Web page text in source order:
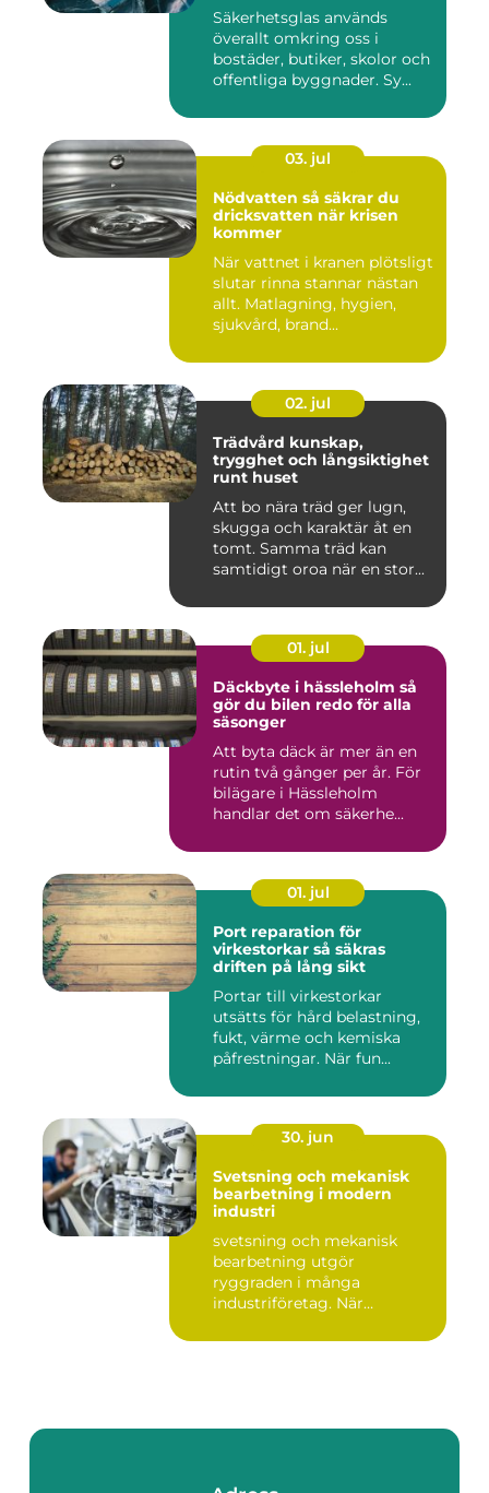
Säkerhetsglas används
överallt omkring oss i
bostäder, butiker, skolor och
offentliga byggnader. Sy...
03. jul
Nödvatten så säkrar du
dricksvatten när krisen
kommer
När vattnet i kranen plötsligt
slutar rinna stannar nästan
allt. Matlagning, hygien,
sjukvård, brand...
02. jul
Trädvård kunskap,
trygghet och långsiktighet
runt huset
Att bo nära träd ger lugn,
skugga och karaktär åt en
tomt. Samma träd kan
samtidigt oroa när en stor...
01. jul
Däckbyte i hässleholm så
gör du bilen redo för alla
säsonger
Att byta däck är mer än en
rutin två gånger per år. För
bilägare i Hässleholm
handlar det om säkerhe...
01. jul
Port reparation för
virkestorkar så säkras
driften på lång sikt
Portar till virkestorkar
utsätts för hård belastning,
fukt, värme och kemiska
påfrestningar. När fun...
30. jun
Svetsning och mekanisk
bearbetning i modern
industri
svetsning och mekanisk
bearbetning utgör
ryggraden i många
industriföretag. När